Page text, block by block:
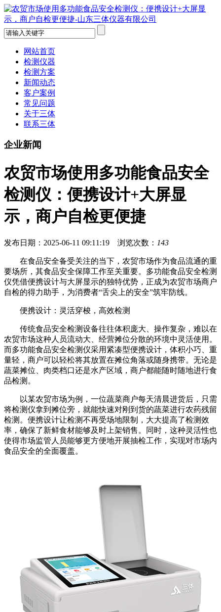
网站首页
检测仪器
检测方案
新闻动态
客户案例
常见问题
关于三体
联系三体
企业新闻
农贸市场使用多功能食品安全
检测仪：便携设计+大屏显
示，商户自检更便捷
发布日期：2025-06-11 09:11:19 浏览次数： 143
在食品安全备受关注的当下，农贸市场作为食品流通的重
要场所，其食品安全保障工作至关重要。多功能食品安全检测
仪凭借便携设计与大屏显示的独特优势，正成为农贸市场商户
自检的得力助手，为消费者“舌尖上的安全”筑牢防线。
便携设计：灵活穿梭，高效检测
传统食品安全检测设备往往体积庞大、操作复杂，难以在
农贸市场这种人员流动大、经营摊位分散的环境中灵活使用。
而多功能食品安全检测仪采用紧凑型便携设计，体积小巧、重
量轻，商户可以轻松将其放置在摊位角落或随身携带。无论是
蔬菜摊位、肉类档口还是水产区域，商户都能随时随地进行食
品检测。
以某农贸市场为例，一位蔬菜商户每天清晨进货后，只需
将检测仪拿到摊位旁，就能快速对刚到货的蔬菜进行农药残留
检测。便携设计让检测不再受场地限制，大大提高了检测效
率，确保了新鲜食材能够及时上架销售。同时，这种灵活性也
使得市场监管人员能够更方便地开展抽检工作，实现对市场内
食品安全的全面覆盖。